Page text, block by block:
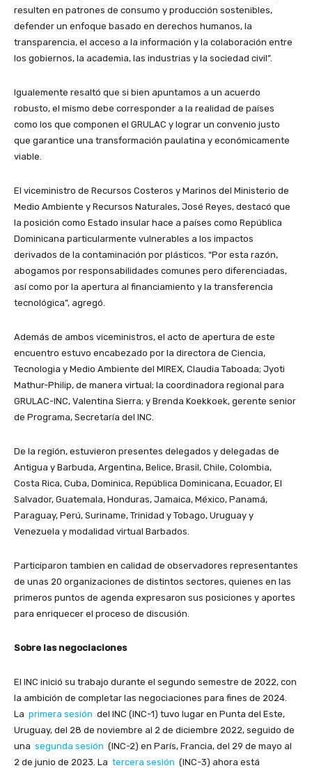
resulten en patrones de consumo y producción sostenibles,
defender un enfoque basado en derechos humanos, la
transparencia, el acceso a la información y la colaboración entre
los gobiernos, la academia, las industrias y la sociedad civil”.
Igualemente resaltó que si bien apuntamos a un acuerdo
robusto, el mismo debe corresponder a la realidad de países
como los que componen el GRULAC y lograr un convenio justo
que garantice una transformación paulatina y económicamente
viable.
El viceministro de Recursos Costeros y Marinos del Ministerio de
Medio Ambiente y Recursos Naturales, José Reyes, destacó que
la posición como Estado insular hace a países como República
Dominicana particularmente vulnerables a los impactos
derivados de la contaminación por plásticos. “Por esta razón,
abogamos por responsabilidades comunes pero diferenciadas,
así como por la apertura al financiamiento y la transferencia
tecnológica”, agregó.
Además de ambos viceministros, el acto de apertura de este
encuentro estuvo encabezado por la directora de Ciencia,
Tecnologia y Medio Ambiente del MIREX, Claudia Taboada; Jyoti
Mathur-Philip, de manera virtual; la coordinadora regional para
GRULAC-INC, Valentina Sierra; y Brenda Koekkoek, gerente senior
de Programa, Secretaría del INC.
De la región, estuvieron presentes delegados y delegadas de
Antigua y Barbuda, Argentina, Belice, Brasil, Chile, Colombia,
Costa Rica, Cuba, Dominica, República Dominicana, Ecuador, El
Salvador, Guatemala, Honduras, Jamaica, México, Panamá,
Paraguay, Perú, Suriname, Trinidad y Tobago, Uruguay y
Venezuela y modalidad virtual Barbados.
Participaron tambien en calidad de observadores representantes
de unas 20 organizaciones de distintos sectores, quienes en las
primeros puntos de agenda expresaron sus posiciones y aportes
para enriquecer el proceso de discusión.
Sobre las negociaciones
El INC inició su trabajo durante el segundo semestre de 2022, con
la ambición de completar las negociaciones para fines de 2024.
La primera sesión del INC (INC-1) tuvo lugar en Punta del Este,
Uruguay, del 28 de noviembre al 2 de diciembre 2022, seguido de
una segunda sesión (INC-2) en París, Francia, del 29 de mayo al
2 de junio de 2023. La tercera sesión (INC-3) ahora está